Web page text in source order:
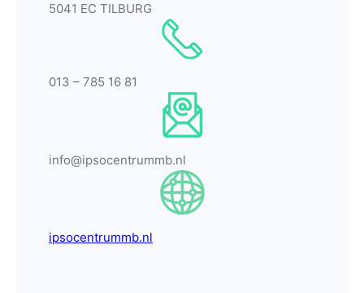
5041 EC TILBURG
013 – 785 16 81
info@ipsocentrummb.nl
ipsocentrummb.nl